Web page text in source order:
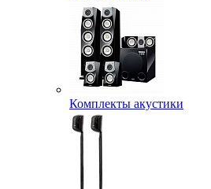
Комплекты акустики